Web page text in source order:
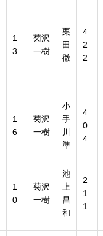
1
3
菊沢
一樹
栗
田
徹
4
2
2
1
6
菊沢
一樹
小
手
川
準
4
0
4
1
0
菊沢
一樹
池
上
昌
和
2
1
1